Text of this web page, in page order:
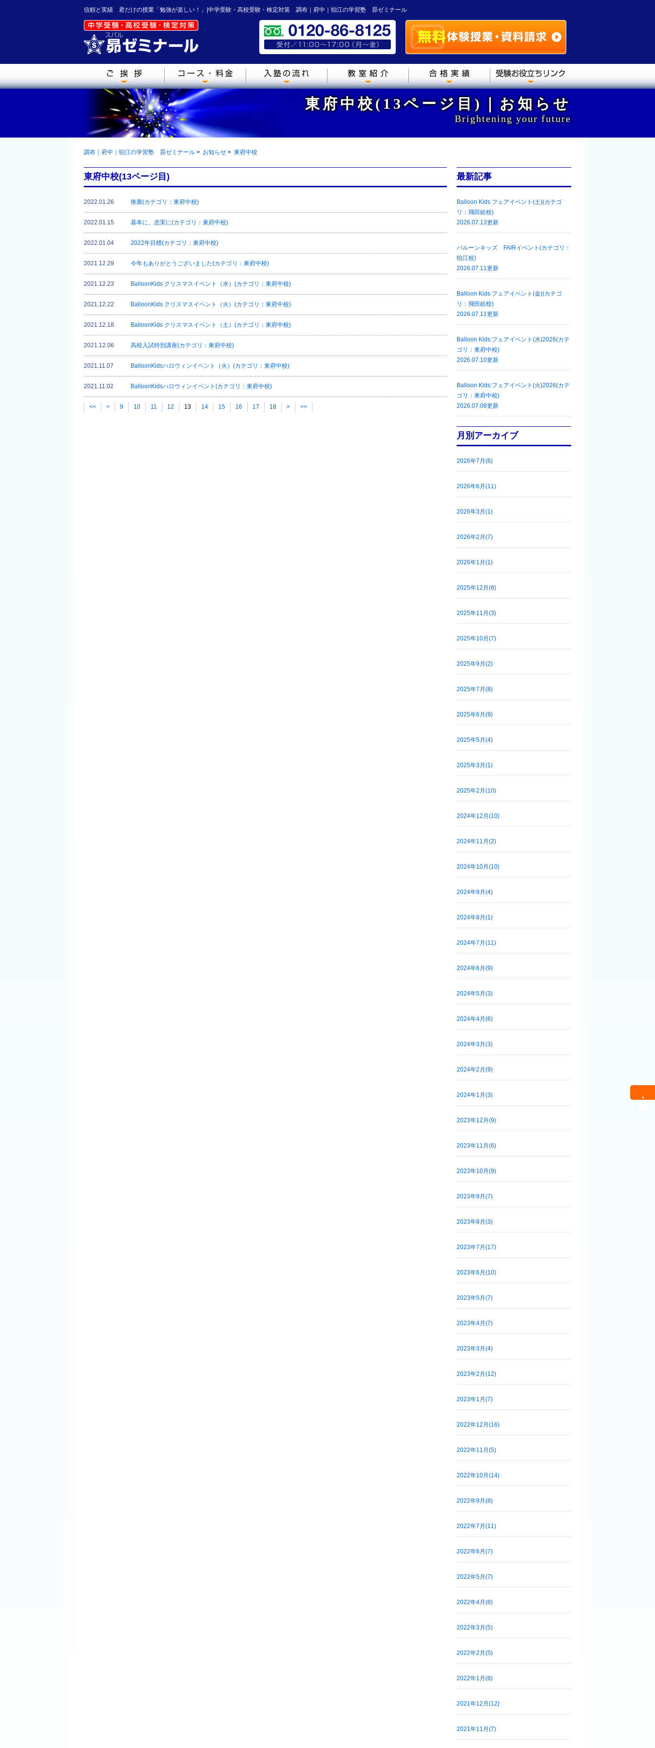
信頼と実績 君だけの授業「勉強が楽しい！」|中学受験・高校受験・検定対策 調布｜府中｜狛江の学習塾 昴ゼミナール
東府中校(13ページ目)｜お知らせ
Brightening your future
調布｜府中｜狛江の学習塾 昴ゼミナール > お知らせ > 東府中校
東府中校(13ページ目)
2022.01.26 推薦(カテゴリ：東府中校)
2022.01.15 基本に、忠実に(カテゴリ：東府中校)
2022.01.04 2022年目標(カテゴリ：東府中校)
2021.12.29 今年もありがとうございました(カテゴリ：東府中校)
2021.12.23 BalloonKids クリスマスイベント（水）(カテゴリ：東府中校)
2021.12.22 BalloonKids クリスマスイベント（火）(カテゴリ：東府中校)
2021.12.18 BalloonKids クリスマスイベント（土）(カテゴリ：東府中校)
2021.12.06 高校入試特別講座(カテゴリ：東府中校)
2021.11.07 BalloonKidsハロウィンイベント（火）(カテゴリ：東府中校)
2021.11.02 BalloonKidsハロウィンイベント(カテゴリ：東府中校)
<< < 9 10 11 12 13 14 15 16 17 18 > >>
最新記事
Balloon Kids フェアイベント(土)(カテゴ
リ：飛田給校)
2026.07.13更新
バルーンキッズ FAIRイベント(カテゴリ：
狛江校)
2026.07.11更新
Balloon Kids フェアイベント(金)(カテゴ
リ：飛田給校)
2026.07.11更新
Balloon Kids:フェアイベント(水)2026(カテ
ゴリ：東府中校)
2026.07.10更新
Balloon Kids:フェアイベント(火)2026(カテ
ゴリ：東府中校)
2026.07.08更新
月別アーカイブ
2026年7月(8)
2026年6月(11)
2026年3月(1)
2026年2月(7)
2026年1月(1)
2025年12月(8)
2025年11月(3)
2025年10月(7)
2025年9月(2)
2025年7月(8)
2025年6月(9)
2025年5月(4)
2025年3月(1)
2025年2月(10)
2024年12月(10)
2024年11月(2)
2024年10月(10)
2024年9月(4)
2024年8月(1)
2024年7月(11)
2024年6月(9)
2024年5月(3)
2024年4月(6)
2024年3月(3)
2024年2月(9)
2024年1月(3)
2023年12月(9)
2023年11月(6)
2023年10月(9)
2023年9月(7)
2023年8月(3)
2023年7月(17)
2023年6月(10)
2023年5月(7)
2023年4月(7)
2023年3月(4)
2023年2月(12)
2023年1月(7)
2022年12月(16)
2022年11月(5)
2022年10月(14)
2022年9月(8)
2022年7月(11)
2022年6月(7)
2022年5月(7)
2022年4月(8)
2022年3月(5)
2022年2月(5)
2022年1月(8)
2021年12月(12)
2021年11月(7)